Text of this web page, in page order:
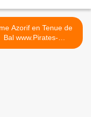
Azorif en Tenue de
Bal www.Pirates-
caraibes.com >